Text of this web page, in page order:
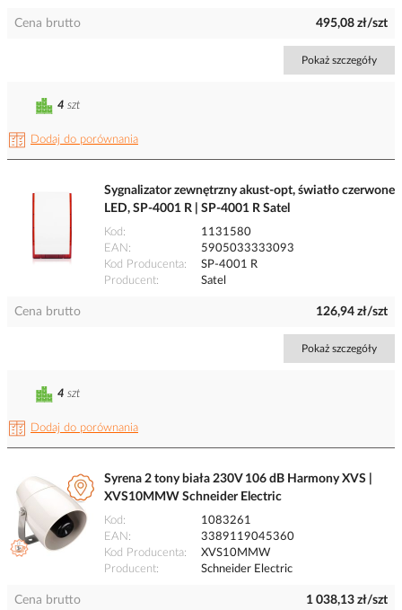
Cena brutto 495,08 zł/szt
Pokaż szczegóły
Dodaj do porównania
4 szt
Sygnalizator zewnętrzny akust-opt, światło czerwone
LED, SP-4001 R | SP-4001 R Satel
Kod
1131580
EAN
5905033333093
Kod Producenta
SP-4001 R
Producent
Satel
Cena brutto 126,94 zł/szt
Pokaż szczegóły
Dodaj do porównania
4 szt
Syrena 2 tony biała 230V 106 dB Harmony XVS |
XVS10MMW Schneider Electric
Kod
1083261
EAN
3389119045360
Kod Producenta
XVS10MMW
Producent
Schneider Electric
Cena brutto 1 038,13 zł/szt